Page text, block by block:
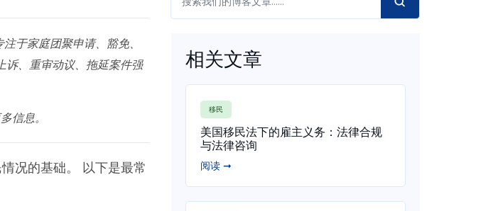
于家庭团聚申请、豁免、
诉、重审动议、拖延案件强
信息。
况的基础。 以下是最常
相关文章
移民
美国移民法下的雇主义务：法律合规
与法律咨询
阅读 ➞